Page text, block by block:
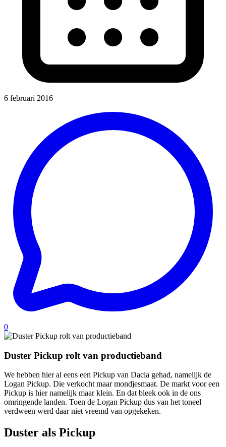
6 februari 2016
0
Duster Pickup rolt van productieband
We hebben hier al eens een Pickup van Dacia gehad, namelijk de
Logan Pickup. Die verkocht maar mondjesmaat. De markt voor een
Pickup is hier namelijk maar klein. En dat bleek ook in de ons
omringende landen. Toen de Logan Pickup dus van het toneel
verdween werd daar niet vreemd van opgekeken.
Duster als Pickup